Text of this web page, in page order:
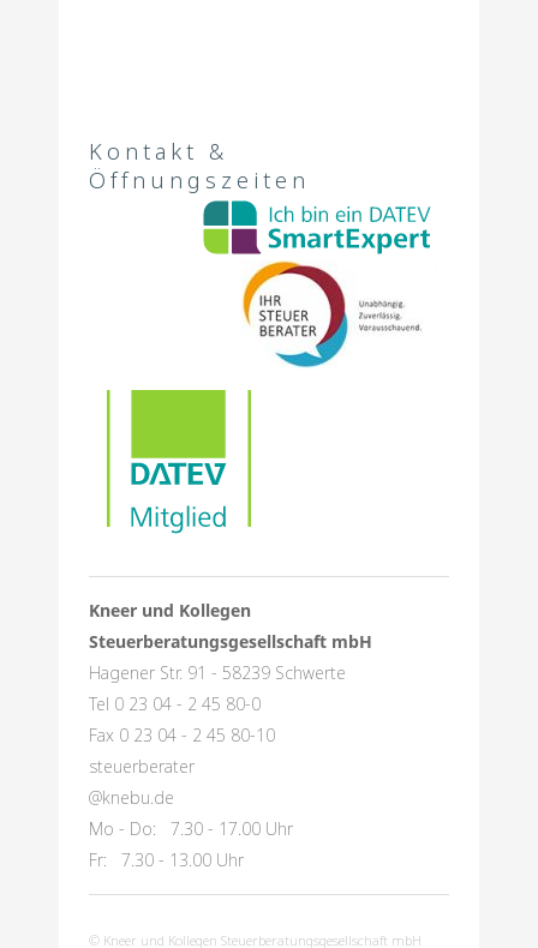
Kontakt &
Öffnungszeiten
Kneer und Kollegen
Steuerberatungsgesellschaft mbH
Hagener Str. 91 - 58239 Schwerte
Tel 0 23 04 - 2 45 80-0
Fax 0 23 04 - 2 45 80-10
steuerberater
@knebu.de
Mo - Do: 7.30 - 17.00 Uhr
Fr: 7.30 - 13.00 Uhr
© Kneer und Kollegen Steuerberatungsgesellschaft mbH